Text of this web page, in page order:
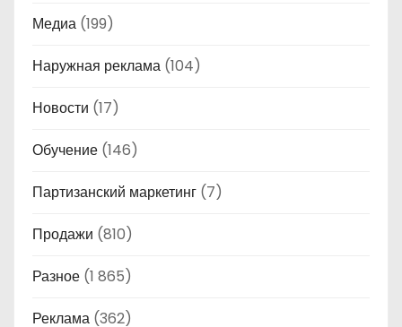
Медиа (199)
Наружная реклама (104)
Новости (17)
Обучение (146)
Партизанский маркетинг (7)
Продажи (810)
Разное (1 865)
Реклама (362)